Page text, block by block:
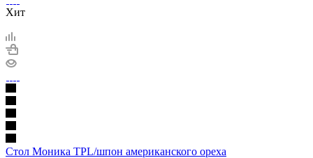
Хит
Стол Моника TPL/шпон американского ореха